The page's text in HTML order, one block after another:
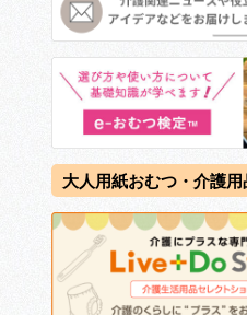
大人用紙おむつ・介護用